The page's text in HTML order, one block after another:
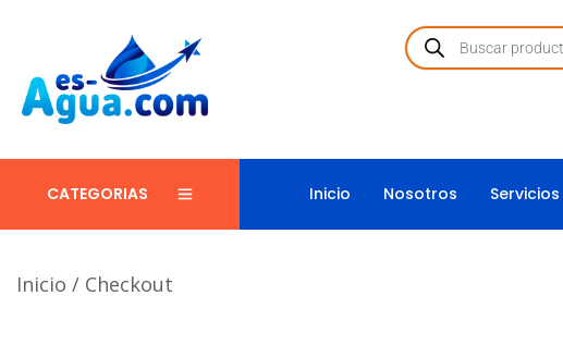
CATEGORIAS Inicio Nosotros Servicios
Inicio / Checkout